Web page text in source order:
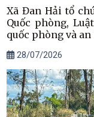
Xã Đan Hải tổ
Quốc phòng,
quốc phòng và
28/07/2026